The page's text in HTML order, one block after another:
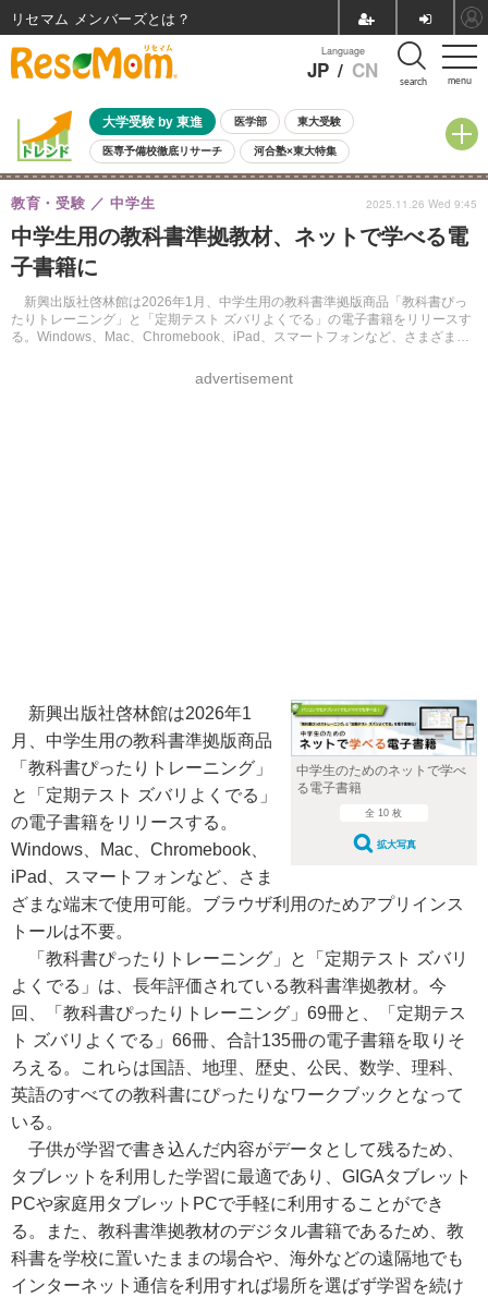
menu
Language
JP / CN search
大学受験 by 東進 医学部 東大受験
医専予備校徹底リサーチ 河合塾×東大特集
親子で考える大学選び 高校受験 中学受験 小学校受験
共通テスト 夏休み
8月開催イベント・WS 全国公立高校 過去問 人気記事
自由研究教材（小学生向け）
中学生用の教科書準拠教材、ネットで学べる電
子書籍に
新興出版社啓林館は2026年1月、中学生用の教科書準拠版商品「教科書ぴっ
たりトレーニング」と「定期テスト ズバリよくでる」の電子書籍をリリースす
る。Windows、Mac、Chromebook、iPad、スマートフォンなど、さまざまな
教育・受験 中学生
advertisement
2025.11.26 Wed 9:45
中学生のためのネットで学べ
る電子書籍
全 10 枚
拡大写真
新興出版社啓林館は2026年1
月、中学生用の教科書準拠版商品
「教科書ぴったりトレーニング」
と「定期テスト ズバリよくでる」
の電子書籍をリリースする。
Windows、Mac、Chromebook、
iPad、スマートフォンなど、さま
ざまな端末で使用可能。ブラウザ利用のためアプリインス
トールは不要。
「教科書ぴったりトレーニング」と「定期テスト ズバリ
よくでる」は、長年評価されている教科書準拠教材。今
回、「教科書ぴったりトレーニング」69冊と、「定期テス
ト ズバリよくでる」66冊、合計135冊の電子書籍を取りそ
ろえる。これらは国語、地理、歴史、公民、数学、理科、
英語のすべての教科書にぴったりなワークブックとなって
いる。
子供が学習で書き込んだ内容がデータとして残るため、
タブレットを利用した学習に最適であり、GIGAタブレット
PCや家庭用タブレットPCで手軽に利用することができ
る。また、教科書準拠教材のデジタル書籍であるため、教
科書を学校に置いたままの場合や、海外などの遠隔地でも
インターネット通信を利用すれば場所を選ばず学習を続け
リセマム メンバーズ